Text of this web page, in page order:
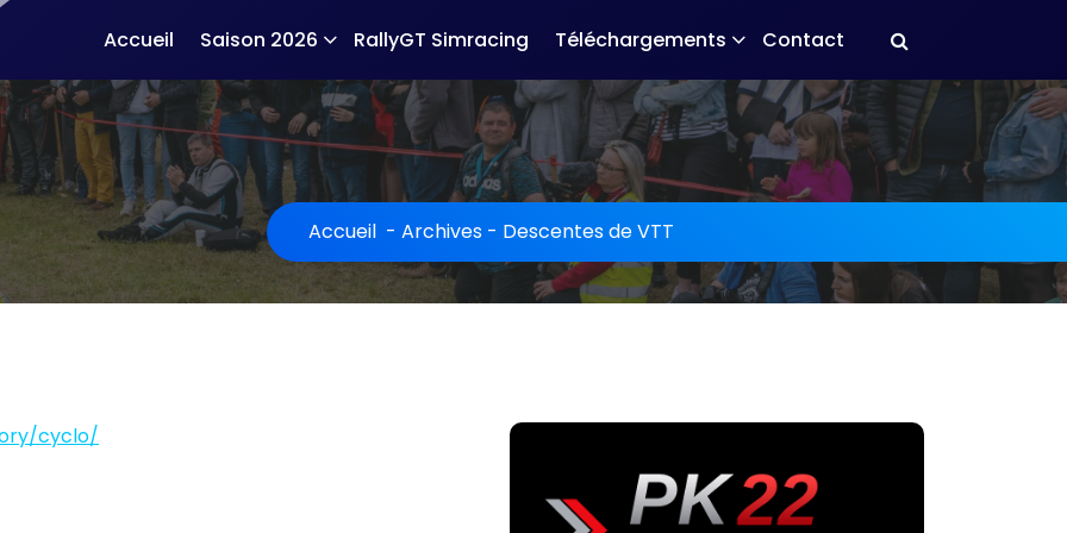
Accueil Saison 2026 RallyGT Simracing Téléchargements Contact
Accueil - Archives - Descentes de VTT
cyclo/